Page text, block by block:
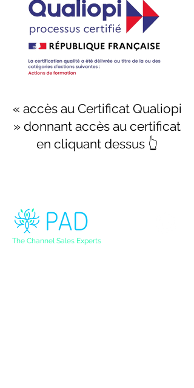
« accès au Certificat Qualiopi
» donnant accès au certificat
en cliquant dessus 👆
The Channel Sales Experts